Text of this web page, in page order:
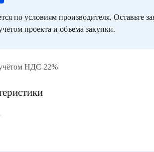
по условиям производителя. Оставьте
проекта и объема закупки.
НДС 22%